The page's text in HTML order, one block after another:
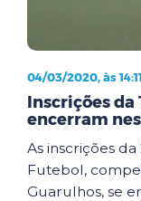
04/03/2020, às 14:11
Inscrições da
encerram
As inscrições
Futebol,
Guarulhos, se